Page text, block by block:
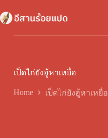
to
content
เป็ดไก่ยังฮู้หาเหยื่อ
Home เป็ดไก่ยังฮู้หาเหยื่อ